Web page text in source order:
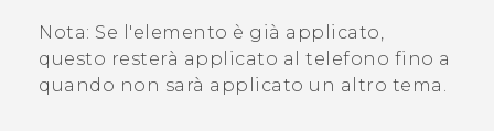
Nota: Se l'elemento è già applicato,
questo resterà applicato al telefono fino a
quando non sarà applicato un altro tema.